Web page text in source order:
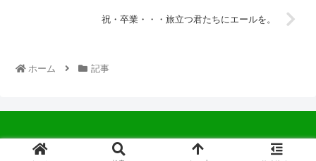
祝・卒業・・・旅立つ君たちにエールを。
ホーム 記事
© 2022 中広会長ブログ.